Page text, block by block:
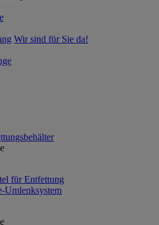
Wir sind für Sie da!
für Entfettung
Umlenksystem